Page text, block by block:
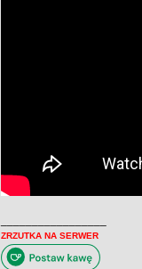
ZRZUTKA NA SERWER